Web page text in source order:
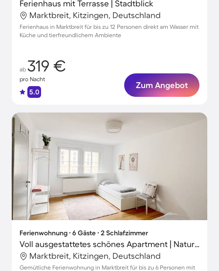
Ferienhaus mit Terrasse | Stadtblick
Marktbreit, Kitzingen, Deutschland
Ferienhaus in Marktbreit für bis zu 12 Personen direkt am Wasser mit
Küche und tierfreundlichem Ambiente
ab 319 €
pro Nacht
5.0
Zum Angebot
Ferienwohnung ∙ 6 Gäste ∙ 2 Schlafzimmer
Voll ausgestattetes schönes Apartment | Naturblick | Haustiere erlaubt
Marktbreit, Kitzingen, Deutschland
Gemütliche Ferienwohnung in Marktbreit für bis zu 6 Personen mit